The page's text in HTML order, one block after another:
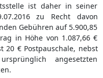
ist daher in seiner
zu Recht davon
Gebühren auf 5.900,85
in Höhe von 1.087,66 €
20 € Postpauschale, nebst
angesetzten